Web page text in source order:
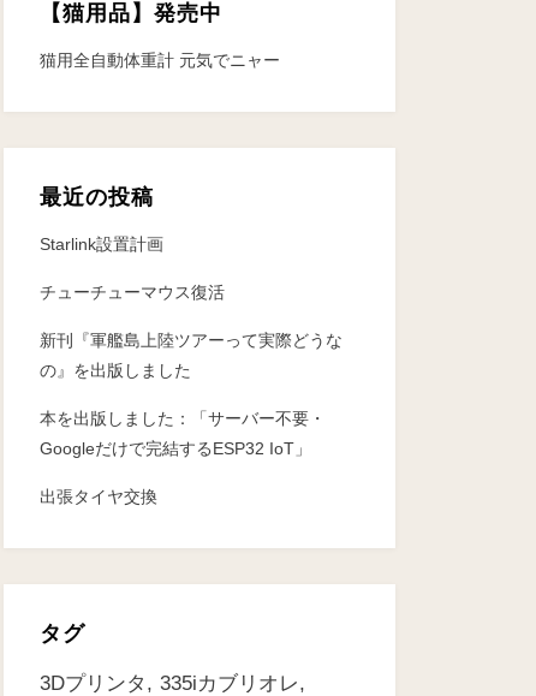
【猫用品】発売中
猫用全自動体重計 元気でニャー
最近の投稿
Starlink設置計画
チューチューマウス復活
新刊『軍艦島上陸ツアーって実際どうな
の』を出版しました
本を出版しました：「サーバー不要・
Googleだけで完結するESP32 IoT」
出張タイヤ交換
タグ
3Dプリンタ
335iカブリオレ